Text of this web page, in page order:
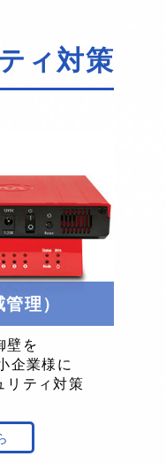
ィ対策
理）
壁を
企業様に
リティ対策